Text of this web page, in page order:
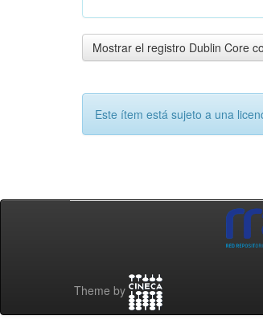
Mostrar el registro Dublin Core
Este ítem está sujeto a una
Theme by